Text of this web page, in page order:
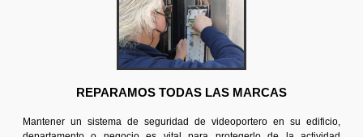
REPARAMOS TODAS LAS MARCAS
Mantener un sistema de seguridad de videoportero en su edificio,